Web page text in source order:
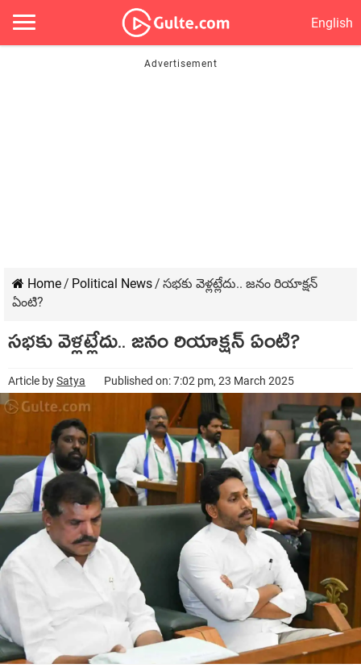
English
Home/ Political News/ స‌భ‌కు వెళ్ల‌ట్లేదు.. జనం రియాక్షన్
ఏంటి?
స‌భ‌కు వెళ్ల‌ట్లేదు.. జనం రియాక్షన్ ఏంటి?
Article bySatya Published on: 7:02 pm, 23 March 2025